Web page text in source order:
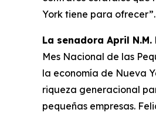
York tiene para ofrecer”.
La senadora April
Mes Nacional de las
la economía de Nueva
riqueza generacional
pequeñas empresas.